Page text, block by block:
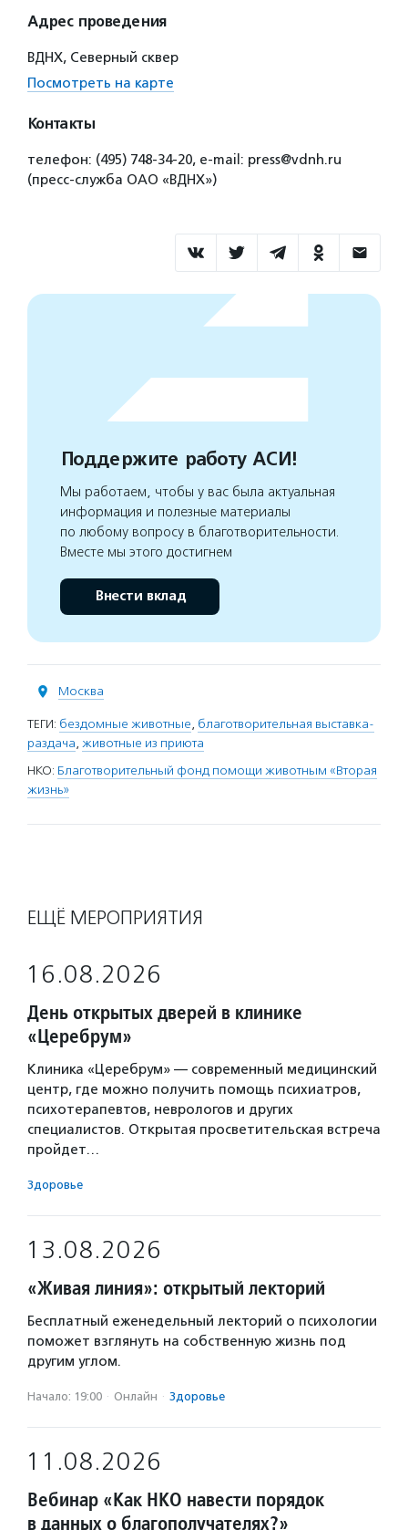
Адрес проведения
ВДНХ, Северный сквер
Посмотреть на карте
Контакты
телефон: (495) 748-34-20, е-mail: press@vdnh.ru
(пресс-служба ОАО «ВДНХ»)
Поддержите работу АСИ!
Мы работаем, чтобы у вас была актуальная
информация и полезные материалы
по любому вопросу в благотворительности.
Вместе мы этого достигнем
Внести вклад
Москва
ТЕГИ: бездомные животные, благотворительная выставка-
раздача, животные из приюта
НКО: Благотворительный фонд помощи животным «Вторая
жизнь»
ЕЩЁ МЕРОПРИЯТИЯ
16.08.2026
День открытых дверей в клинике
«Церебрум»
Клиника «Церебрум» — современный медицинский
центр, где можно получить помощь психиатров,
психотерапевтов, неврологов и других
специалистов. Открытая просветительская встреча
пройдет…
Здоровье
13.08.2026
«Живая линия»: открытый лекторий
Бесплатный еженедельный лекторий о психологии
поможет взглянуть на собственную жизнь под
другим углом.
Начало: 19:00 · Онлайн · Здоровье
11.08.2026
Вебинар «Как НКО навести порядок
в данных о благополучателях?»